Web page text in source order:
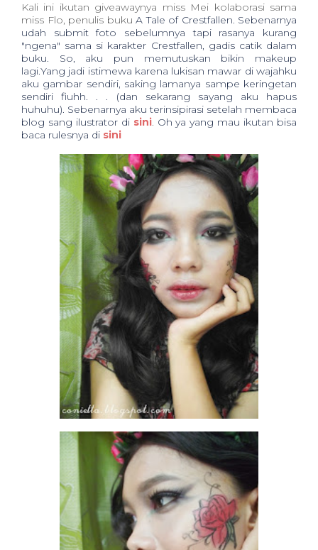
Kali ini ikutan giveawaynya miss Mei kolaborasi sama
miss Flo, penulis buku A Tale of Crestfallen. Sebenarnya
udah submit foto sebelumnya tapi rasanya kurang
"ngena" sama si karakter Crestfallen, gadis catik dalam
buku. So, aku pun memutuskan bikin makeup
lagi.Yang jadi istimewa karena lukisan mawar di wajahku
aku gambar sendiri, saking lamanya sampe keringetan
sendiri fiuhh. . . (dan sekarang sayang aku hapus
huhuhu). Sebenarnya aku terinsipirasi setelah membaca
blog sang ilustrator di sini. Oh ya yang mau ikutan bisa
baca rulesnya di sini